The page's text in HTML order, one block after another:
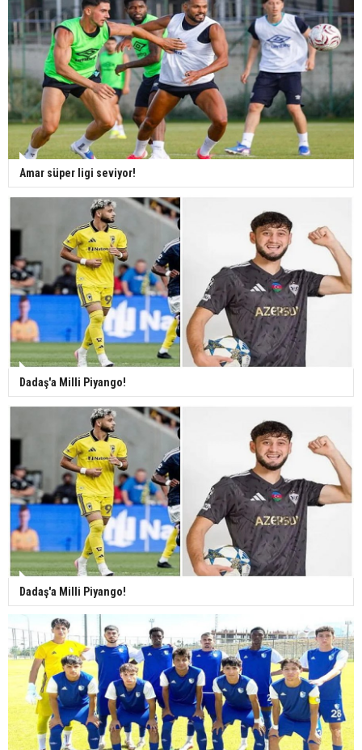
Amar süper ligi seviyor!
Dadaş'a Milli Piyango!
Dadaş'a Milli Piyango!